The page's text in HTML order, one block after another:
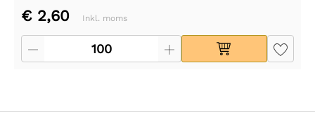
€ 2,60 Inkl. moms